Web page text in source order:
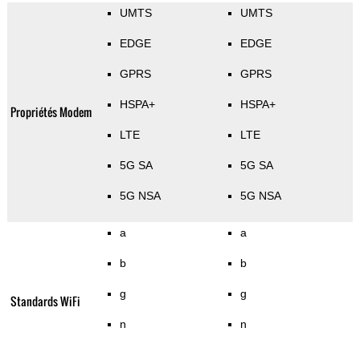
Propriétés Modem
UMTS
EDGE
GPRS
HSPA+
LTE
5G SA
5G NSA
UMTS
EDGE
GPRS
HSPA+
LTE
5G SA
5G NSA
Standards WiFi
a
b
g
n
a
b
g
n